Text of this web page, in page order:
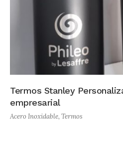
Termos Stanley
empresarial
Acero Inoxidable, Termos